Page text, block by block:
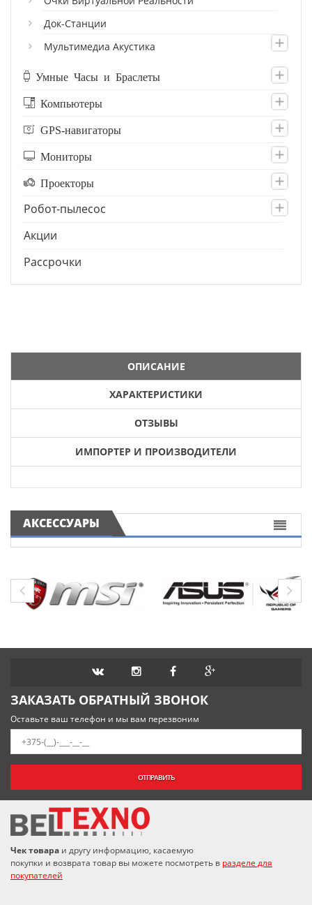
Док-Станции
Мультимедиа Акустика
Умные Часы и Браслеты
Компьютеры
GPS-навигаторы
Мониторы
Проекторы
Робот-пылесос
Акции
Рассрочки
ОПИСАНИЕ
ХАРАКТЕРИСТИКИ
ОТЗЫВЫ
ИМПОРТЕР И ПРОИЗВОДИТЕЛИ
АКСЕССУАРЫ
ЗАКАЗАТЬ ОБРАТНЫЙ ЗВОНОК
Оставьте ваш телефон и мы вам перезвоним
ОТПРАВИТЬ
Чек товара и другу информацию, касаемую
покупки и возврата товар вы можете посмотреть в разделе для
покупателей